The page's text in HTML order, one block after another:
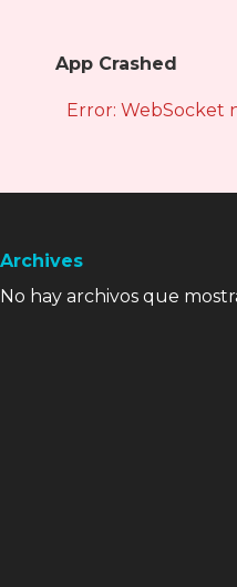
App Crashed
Error: WebSocket
Archives
No hay archivos que